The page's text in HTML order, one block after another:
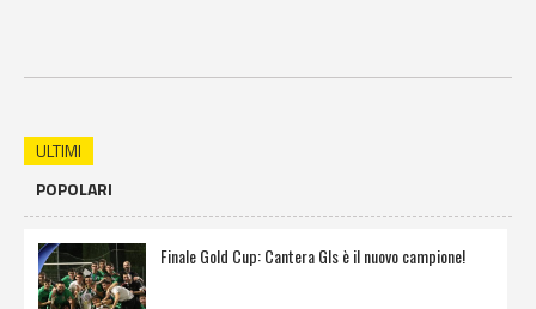
ULTIMI
POPOLARI
Finale Gold Cup: Cantera Gls è il nuovo campione!